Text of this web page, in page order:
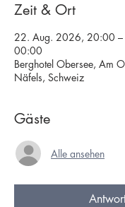
Zeit & Ort
22. Aug. 2026, 20:00
00:00
Berghotel Obersee, Am
Näfels, Schweiz
Gäste
Alle ansehen